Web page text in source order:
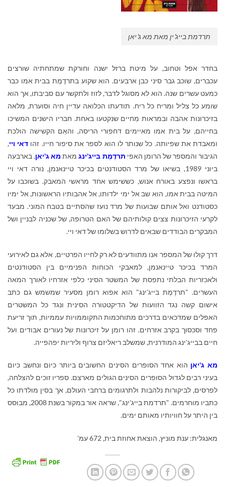
תרדמת בייג'ין מאת מא ג'יאן
בחדר אפל וטחוב, על מיטת ברזל ישנה וחורקת שמתחתיה שורצים
עכברים, שוכב גבר סיני כבן ארבעים. הוא שקוע בתרדֶמֶת בבית אמו כבר
כמעט עשרים שנה. הוא לא מסוגל לדבר, לזוז ולתקשר עם סביבתו, אך הוא
שומע כל צליל ומריח כל ריח. תודעתו הכלואה עדיין חיה וסוערת, מלאה
בזיכרונות אהבה ובמראות מִחיים שנקטעו באחת. חבריו הישנים המשיכו
בחייהם, על בית אמו מאיימים דחפורי הריסה, והאֵם הקשישה הולכת
ומאבדת את שפיותה. כל שנותר לו הוא לספר את סיפור חייו. זהו דאי ויי,
הגיבור והמספר של הרומן האפי תרדֶמֶת בייג'ינגמאת מא ג'יאן. בארבעה
ביוני 1989, בשיאו של מרד הסטודנטים בכיכר טיינאנמן, נורה דאי ויי
בראשו ונפצע באורח אנוש, כששימש אחד מראשי המאבק. בשוכבו על
המיטה בבית אמו, הוא שב אל ימי ילדותו, אל אהבותיו הראשונות, אל ימיו
כסטודנט ואל אותם שבועות של מרד נועז שהסתיים בטבח המוני. מבעד
לקרעי הזיכרונות צצים קולותיהם של האם הטרופה, של שכניה לבניין ושל
המבקרים הבודדים שבאים לדרוש בשלומו של דאי ויי.
דרך קולו של המספר אנו מתוודעים לא רק לחייו הפרטיים, אלא גם לאירועי
המרד בכיכר טיינאנמן, למאבקי הכוחות הפנימיים בין הסטודנטים
ולאכזריות הבלתי נתפסת של המשטר הסיני כלפי אזרחיו לאורך המאה
העשרים. "תרדֶמֶת בייג'ינג" הוא אפוא רומן מסעיר שמשמש גם כתב
אישום קשה נגד הזוועות של הדיקטטורה הסינית ונגד כל המשטרים
האפלים שמדכאים בדרכים מתוחכמות התקוממויות עממיות, תוך זריעת
פחד וסכסוך בקרב אזרחים. זהו רומן על זיכרונות של נעורים אבודים ועל
חיים בבייג'ינג המודרנית, שמשלב ריאליזם צרוף וליריות יפהפייה.
מא ג'יאן הוא אחד הסופרים הסינים החשובים ביותר כיום ונחשב כיום
בעיני רבים לגדול הסופרים הסינים הגולים מארצם. ספריו זוכים להצלחה,
לפרסים, לביקורות נלהבות ולתרגומים ברחבי העולם, אך בסין מולדתו כל
כתביו מוחרמים. "תרדמת בייג'ינג", שראה אור במקור בשנת 2008, מבוסס
בין היתר על חוויותיו מאותם ימים.
מאנגלית: ענת מוניץ, הוצאת אחוזת בית, 672 עמ'